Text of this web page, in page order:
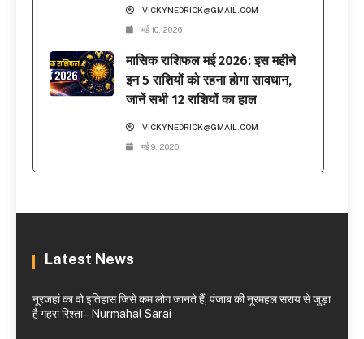
VICKYNEDRICK@GMAIL.COM
मई 10, 2026
मासिक राशिफल मई 2026: इस महीने
इन 5 राशियों को रहना होगा सावधान,
जानें सभी 12 राशियों का हाल
VICKYNEDRICK@GMAIL.COM
मई 9, 2026
Latest News
नूरजहां का वो इतिहास जिसे कम लोग जानते हैं, पंजाब की नूरमहल सराय से जुड़ा
है गहरा रिश्ता – Nurmahal Sarai